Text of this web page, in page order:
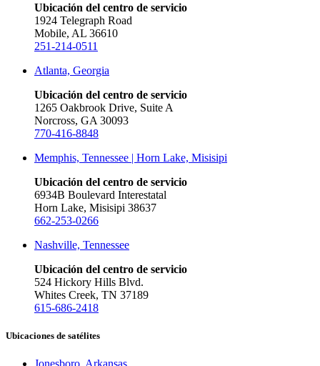
Ubicación del centro de servicio
1924 Telegraph Road
Mobile, AL 36610
251-214-0511
Atlanta, Georgia
Ubicación del centro de servicio
1265 Oakbrook Drive, Suite A
Norcross, GA 30093
770-416-8848
Memphis, Tennessee | Horn Lake, Misisipi
Ubicación del centro de servicio
6934B Boulevard Interestatal
Horn Lake, Misisipi 38637
662-253-0266
Nashville, Tennessee
Ubicación del centro de servicio
524 Hickory Hills Blvd.
Whites Creek, TN 37189
615-686-2418
Ubicaciones de satélites